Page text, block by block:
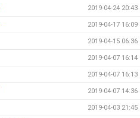
2019-04-24 20:43
2019-04-17 16:09
2019-04-15 06:36
2019-04-07 16:14
2019-04-07 16:13
2019-04-07 14:36
2019-04-03 21:45